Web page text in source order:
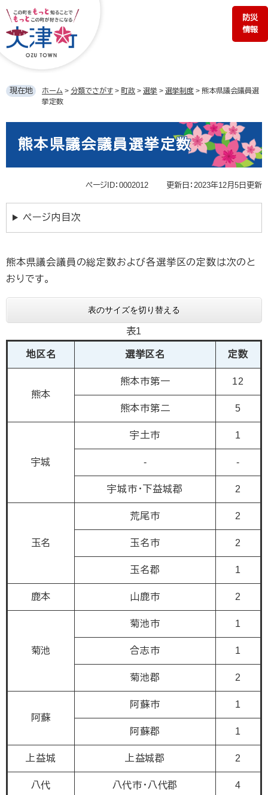
ジ
の
す。
ュ
ー
し
防災
情報
現在地 ホーム > 分類でさがす > 町政 > 選挙 > 選挙制度 > 熊本県議会議員選
挙定数
熊本県議会議員選挙定数
ページID：0002012 更新日：2023年12月5日更新
ページ内目次
熊本県議会議員の総定数および各選挙区の定数は次のと
おりです。
表のサイズを切り替える
表1
地区名 選挙区名 定数
熊本
熊本市第一 12
熊本市第二 5
宇城
宇土市 1
- -
宇城市・下益城郡 2
玉名
荒尾市 2
玉名市 2
玉名郡 1
鹿本 山鹿市 2
菊池
菊池市 1
合志市 1
菊池郡 2
阿蘇
阿蘇市 1
阿蘇郡 1
上益城 上益城郡 2
八代 八代市・八代郡 4